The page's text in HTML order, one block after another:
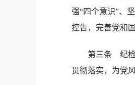
强“四个意识”、
控告，完善党和
第三条 纪检监
贯彻落实，为党